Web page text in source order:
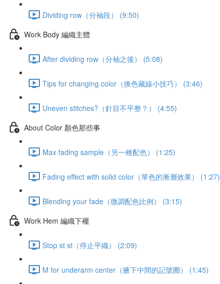
Dividing row（分袖段） (9:50)
Work Body 編織主體
After dividing row（分袖之後） (5:08)
Tips for changing color（換色藏線小技巧） (3:46)
Uneven stitches?（針目不平整？） (4:55)
About Color 顏色那些事
Max fading sample（另一種配色） (1:25)
Fading effect with solid color（單色的漸層效果） (1:27)
Blending your fade（微調配色比例） (3:15)
Work Hem 編織下襬
Stop st st（停止平織） (2:09)
M for underarm center（腋下中間的記號圈） (1:45)